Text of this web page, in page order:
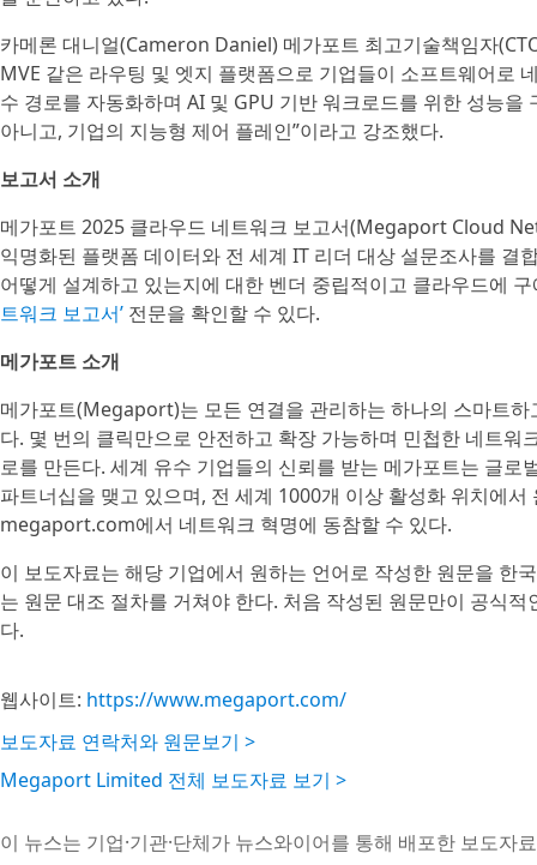
카메론 대니얼(Cameron Daniel) 메가포트 최고기술책임자
MVE 같은 라우팅 및 엣지 플랫폼으로 기업들이 소프트웨어로
수 경로를 자동화하며 AI 및 GPU 기반 워크로드를 위한 성능
아니고, 기업의 지능형 제어 플레인”이라고 강조했다.
보고서 소개
메가포트 2025 클라우드 네트워크 보고서(Megaport Cloud
익명화된 플랫폼 데이터와 전 세계 IT 리더 대상 설문조사를
어떻게 설계하고 있는지에 대한 벤더 중립적이고 클라우드에
트워크 보고서’ 전문을 확인할 수 있다.
메가포트 소개
메가포트(Megaport)는 모든 연결을 관리하는 하나의 스마트
다. 몇 번의 클릭만으로 안전하고 확장 가능하며 민첩한 네트
로를 만든다. 세계 유수 기업들의 신뢰를 받는 메가포트는 글
파트너십을 맺고 있으며, 전 세계 1000개 이상 활성화 위치에
megaport.com에서 네트워크 혁명에 동참할 수 있다.
이 보도자료는 해당 기업에서 원하는 언어로 작성한 원문을 한
는 원문 대조 절차를 거쳐야 한다. 처음 작성된 원문만이 공식
다.
웹사이트: https://www.megaport.com/
보도자료 연락처와 원문보기 >
Megaport Limited 전체 보도자료 보기 >
이 뉴스는 기업·기관·단체가 뉴스와이어를 통해 배포한 보도자